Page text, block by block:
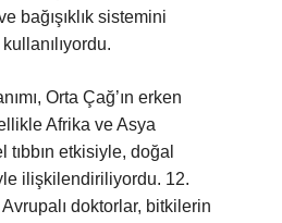
bağışıklık sistemini
Orta Çağ’ın erken
Afrika ve Asya
etkisiyle, doğal
ilişkilendiriliyordu. 12.
doktorlar, bitkilerin